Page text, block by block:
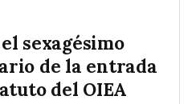
sexagésimo
de la entrada
del OIEA